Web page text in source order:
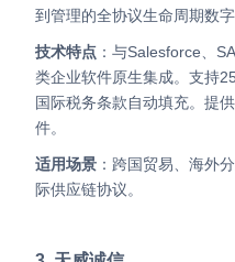
到管理的全协议生命周期数
技术特点 ：与Salesforce、
类企业软件原生集成。支持
国际税务条款自动填充。提
件。
适用场景 ：跨国贸易、海外
际供应链协议。